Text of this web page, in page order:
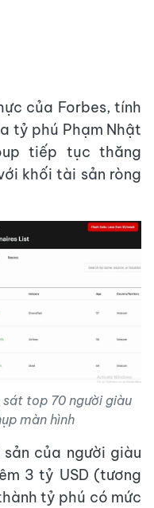
của Forbes, tính
tỷ phú Phạm Nhật
tiếp tục thăng
khối tài sản ròng
sát top 70 người giàu
màn hình
của người giàu
3 tỷ USD (tương
tỷ phú có mức